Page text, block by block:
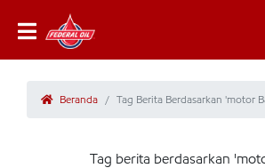
Beranda Tag Berita Berdasarkan 'motor
Tag berita berdasarkan